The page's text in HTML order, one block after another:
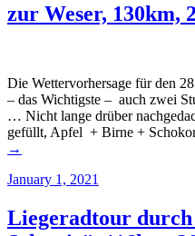
zur Weser, 130km,
Die Wettervorhersage für den
– das Wichtigste – auch zwei
… Nicht lange drüber
gefüllt, Apfel + Birne +
→
January 1, 2021
Liegeradtour